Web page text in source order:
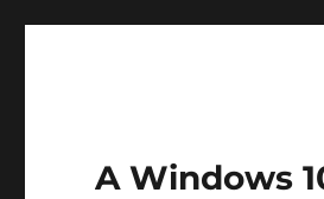
A Windows